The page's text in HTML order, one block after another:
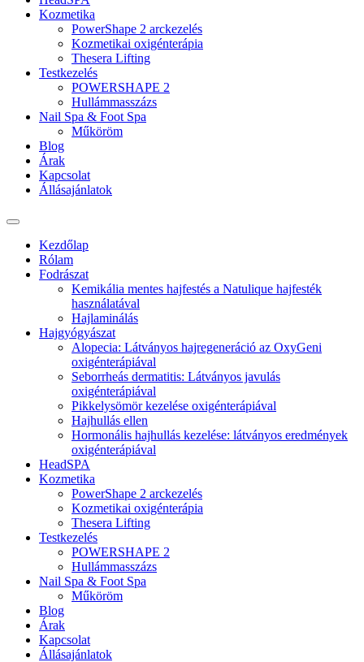
Kozmetika
PowerShape 2 arckezelés
Kozmetikai oxigénterápia
Thesera Lifting
Testkezelés
POWERSHAPE 2
Hullámmasszázs
Nail Spa & Foot Spa
Műköröm
Blog
Árak
Kapcsolat
Állásajánlatok
Kezdőlap
Rólam
Fodrászat
Kemikália mentes hajfestés a Natulique hajfesték
használatával
Hajlaminálás
Hajgyógyászat
Alopecia: Látványos hajregeneráció az OxyGeni
oxigénterápiával
Seborrheás dermatitis: Látványos javulás
oxigénterápiával
Pikkelysömör kezelése oxigénterápiával
Hajhullás ellen
Hormonális hajhullás kezelése: látványos eredmények
oxigénterápiával
HeadSPA
Kozmetika
PowerShape 2 arckezelés
Kozmetikai oxigénterápia
Thesera Lifting
Testkezelés
POWERSHAPE 2
Hullámmasszázs
Nail Spa & Foot Spa
Műköröm
Blog
Árak
Kapcsolat
Állásajánlatok